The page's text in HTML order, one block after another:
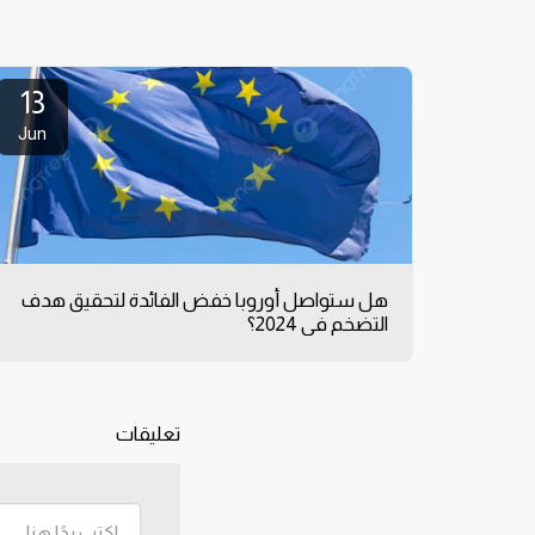
13
Jun
هل ستواصل أوروبا خفض الفائدة لتحقيق هدف
التضخم في 2024؟
تعليقات